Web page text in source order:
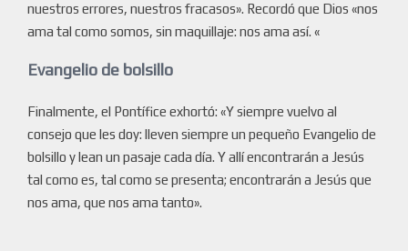
nuestros errores, nuestros fracasos». Recordó que Dios «nos
ama tal como somos, sin maquillaje: nos ama así. «
Evangelio de bolsillo
Finalmente, el Pontífice exhortó: «Y siempre vuelvo al
consejo que les doy: lleven siempre un pequeño Evangelio de
bolsillo y lean un pasaje cada día. Y allí encontrarán a Jesús
tal como es, tal como se presenta; encontrarán a Jesús que
nos ama, que nos ama tanto».